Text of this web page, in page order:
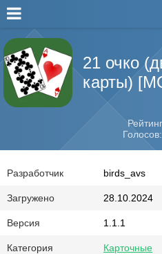
21 очко
карты)
Разработчик birds_avs
Загружено 28.10.2024
Версия 1.1.1
Категория Карточные